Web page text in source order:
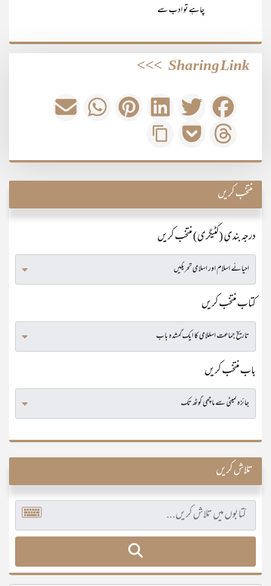
چاہے تو ادب سے
Sharing Link
>>>
منتخب کریں
درجہ بندی (کٹیگری) منتخب کریں
کتاب منتخب کریں
باب منتخب کریں
تلاش کریں